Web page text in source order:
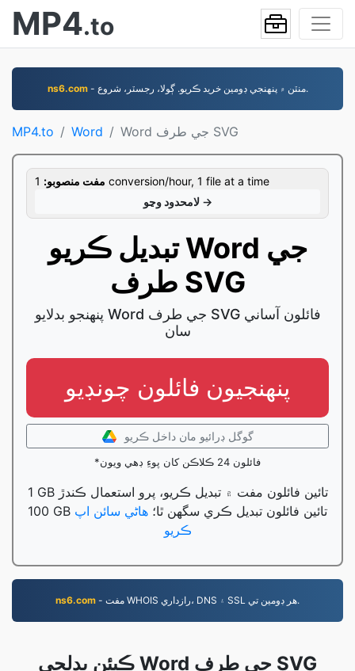
MP4.to
ns6.com - منٽن ۾ پنهنجي ڊومين خريد ڪريو. ڳولا، رجسٽر، شروع.
MP4.to Word Word جي طرف SVG
مفت منصوبو: 1 conversion/hour, 1 file at a time
لامحدود وڃو →
تبديل ڪريو Word جي
طرف SVG
پنهنجو بدلايو Word جي طرف SVG فائلون آساني
سان
پنھنجيون فائلون چونڊيو
گوگل ڊرائيو مان داخل ڪريو
*فائلون 24 ڪلاڪن کان پوءِ ڊهي ويون
1 GB تائين فائلون مفت ۾ تبديل ڪريو، پرو استعمال ڪندڙ
100 GB تائين فائلون تبديل ڪري سگهن ٿا؛ هاڻي سائن اپ
ڪريو
ns6.com - مفت WHOIS رازداري، DNS ۽ SSL هر ڊومين تي.
ڪيئن بدلجي Word جي طرف SVG